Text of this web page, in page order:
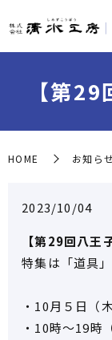
【第
HOME お知ら
2023/10/04
【第29回八王
特集は「道具
・10月５日（
・10時～19時